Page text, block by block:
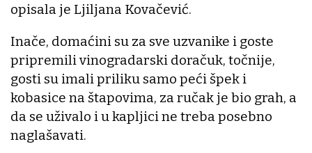
opisala je Ljiljana Kovačević.
Inače, domaćini su za sve uzvanike i goste
pripremili vinogradarski doračuk, točnije,
gosti su imali priliku samo peći špek i
kobasice na štapovima, za ručak je bio grah, a
da se uživalo i u kapljici ne treba posebno
naglašavati.